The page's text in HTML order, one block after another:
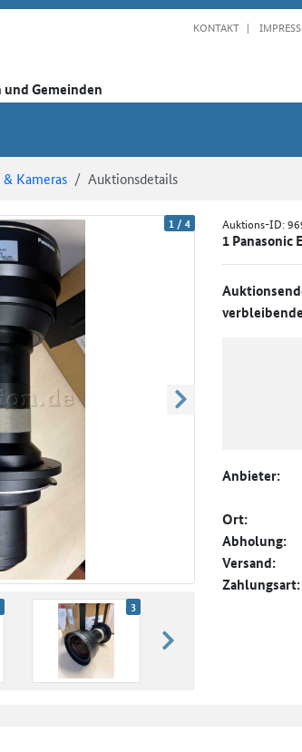
KONTAKT
und Gemeinden
Kameras Auktionsdetails
1 /4
weiter blättern
3
weiter blättern
Auktions-ID:
1 Panasonic
Anbieter:
Ort:
Abholung:
Versand:
Zahlungsart: